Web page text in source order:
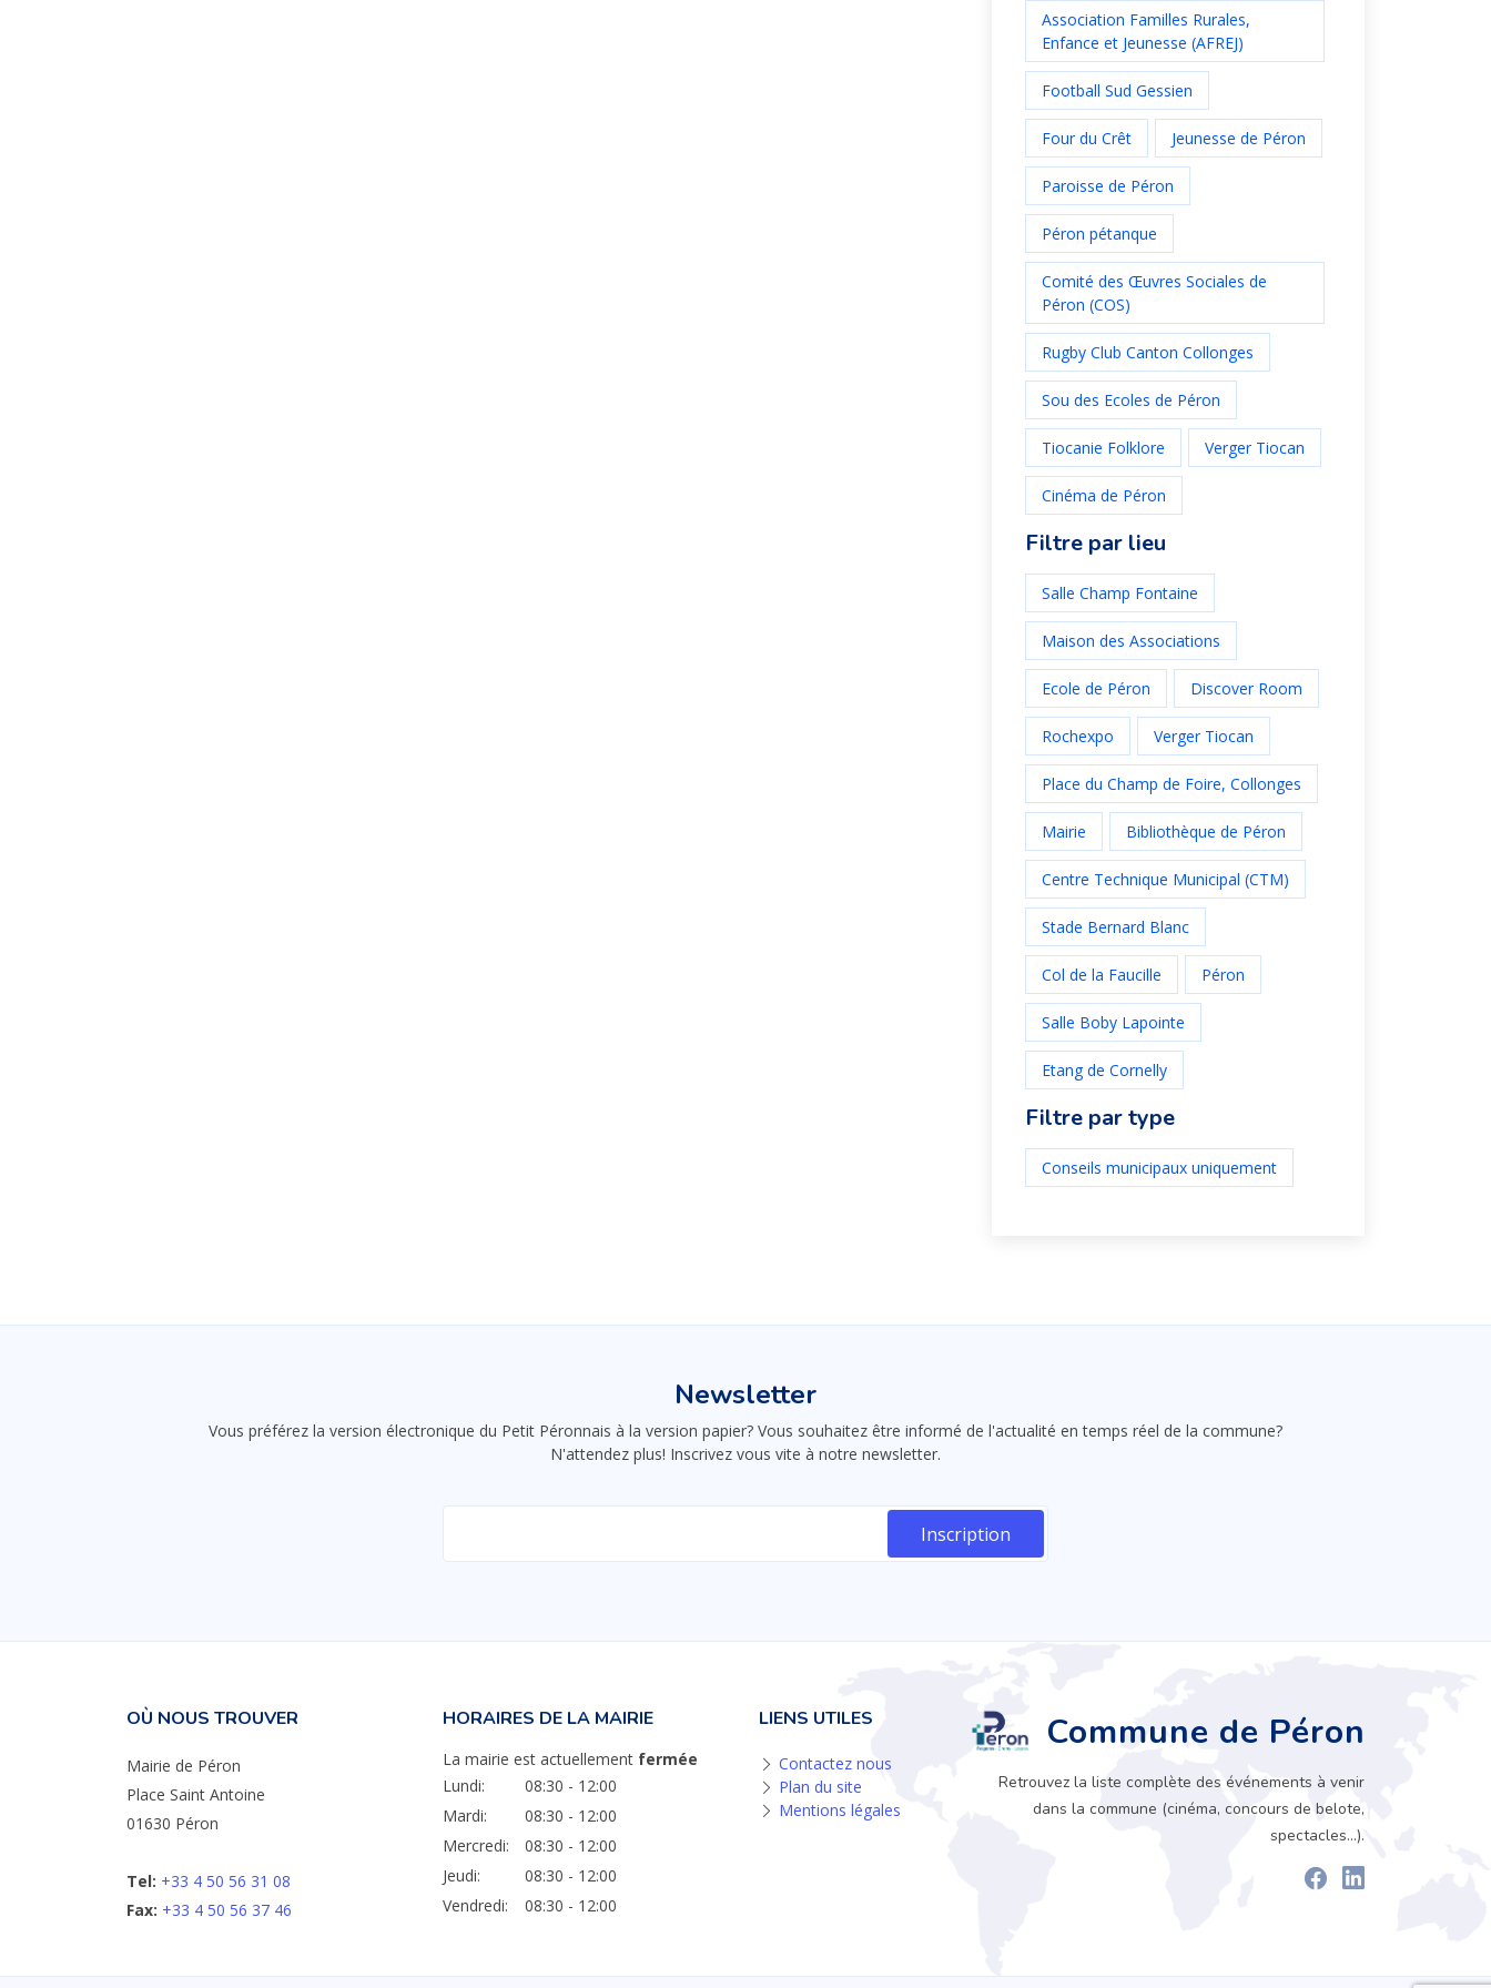
Association Familles Rurales,
Enfance et Jeunesse (AFREJ)
Football Sud Gessien
Four du Crêt Jeunesse de Péron
Paroisse de Péron
Péron pétanque
Comité des Œuvres Sociales de
Péron (COS)
Rugby Club Canton Collonges
Sou des Ecoles de Péron
Tiocanie Folklore Verger Tiocan
Cinéma de Péron
Filtre par lieu
Salle Champ Fontaine
Maison des Associations
Ecole de Péron Discover Room
Rochexpo Verger Tiocan
Place du Champ de Foire, Collonges
Mairie Bibliothèque de Péron
Centre Technique Municipal (CTM)
Stade Bernard Blanc
Col de la Faucille Péron
Salle Boby Lapointe
Etang de Cornelly
Filtre par type
Conseils municipaux uniquement
Newsletter
Vous préférez la version électronique du Petit Péronnais à la version papier? Vous souhaitez être informé de l'actualité en temps réel de la commune?
N'attendez plus! Inscrivez vous vite à notre newsletter.
OÙ NOUS TROUVER
Mairie de Péron
Place Saint Antoine
01630 Péron
Tel: +33 4 50 56 31 08
Fax: +33 4 50 56 37 46
HORAIRES DE LA MAIRIE
La mairie est actuellement fermée
Lundi:
08:30 - 12:00
Mardi:
08:30 - 12:00
Mercredi:
08:30 - 12:00
Jeudi:
08:30 - 12:00
Vendredi:
08:30 - 12:00
LIENS UTILES
Contactez nous
Plan du site
Mentions légales
Commune de Péron
Retrouvez la liste complète des événements à venir
dans la commune (cinéma, concours de belote,
spectacles...).